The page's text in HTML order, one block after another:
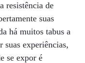
resistência de
suas
há muitos tabus a
experiências,
se expor é